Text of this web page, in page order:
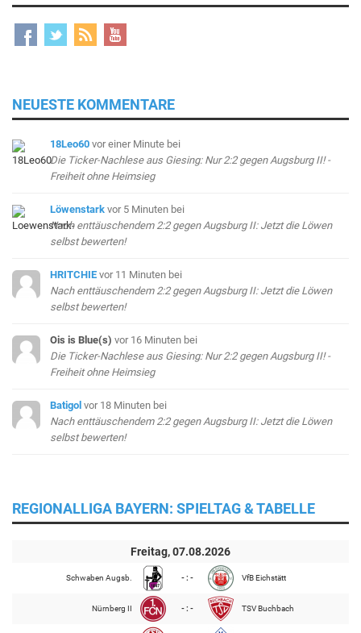
NEUESTE KOMMENTARE
18Leo60 vor einer Minute bei
Die Ticker-Nachlese aus Giesing: Nur 2:2 gegen Augsburg II! -
Freiheit ohne Heimsieg
Löwenstark vor 5 Minuten bei
Nach enttäuschendem 2:2 gegen Augsburg II: Jetzt die Löwen
selbst bewerten!
HRITCHIE vor 11 Minuten bei
Nach enttäuschendem 2:2 gegen Augsburg II: Jetzt die Löwen
selbst bewerten!
Ois is Blue(s) vor 16 Minuten bei
Die Ticker-Nachlese aus Giesing: Nur 2:2 gegen Augsburg II! -
Freiheit ohne Heimsieg
Batigol vor 18 Minuten bei
Nach enttäuschendem 2:2 gegen Augsburg II: Jetzt die Löwen
selbst bewerten!
REGIONALLIGA BAYERN: SPIELTAG & TABELLE
Freitag, 07.08.2026
Schwaben Augsb. - : - VfB Eichstätt
Nürnberg II - : - TSV Buchbach